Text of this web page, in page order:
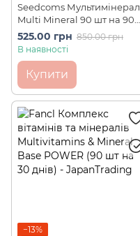
Seedcoms Мультимінерал
Multi Mineral 90 шт на 90
днів
525.00 грн 850.00 грн
В наявності
Купити
−13%